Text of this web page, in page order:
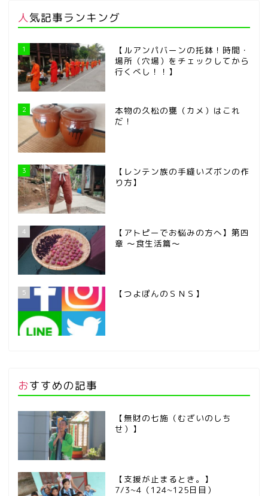
人気記事ランキング
1
【ルアンパバーンの托鉢！時間・
場所（穴場）をチェックしてから
行くべし！！】
2
本物の久松の甕（カメ）はこれ
だ！
3
【レンテン族の手縫いズボンの作
り方】
4
【アトピーでお悩みの方へ】第四
章 ～食生活篇～
5 【つよぽんのＳＮＳ】
おすすめの記事
【無財の七施（むざいのしち
せ）】
【支援が止まるとき。】
7/3~4（124~125日目）